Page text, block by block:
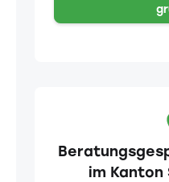
im Kanton